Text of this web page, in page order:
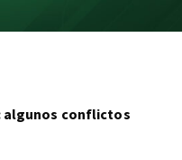
algunos conflictos